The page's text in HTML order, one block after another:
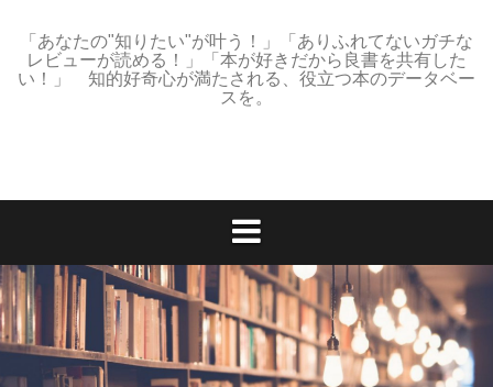
「あなたの"知りたい"が叶う！」「ありふれてないガチな
レビューが読める！」「本が好きだから良書を共有した
い！」 知的好奇心が満たされる、役立つ本のデータベー
スを。